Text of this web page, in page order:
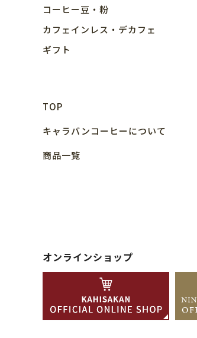
コーヒー豆・粉
カフェインレス・デカフェ
ギフト
TOP
キャラバンコーヒーについて
商品⼀覧
オンラインショップ